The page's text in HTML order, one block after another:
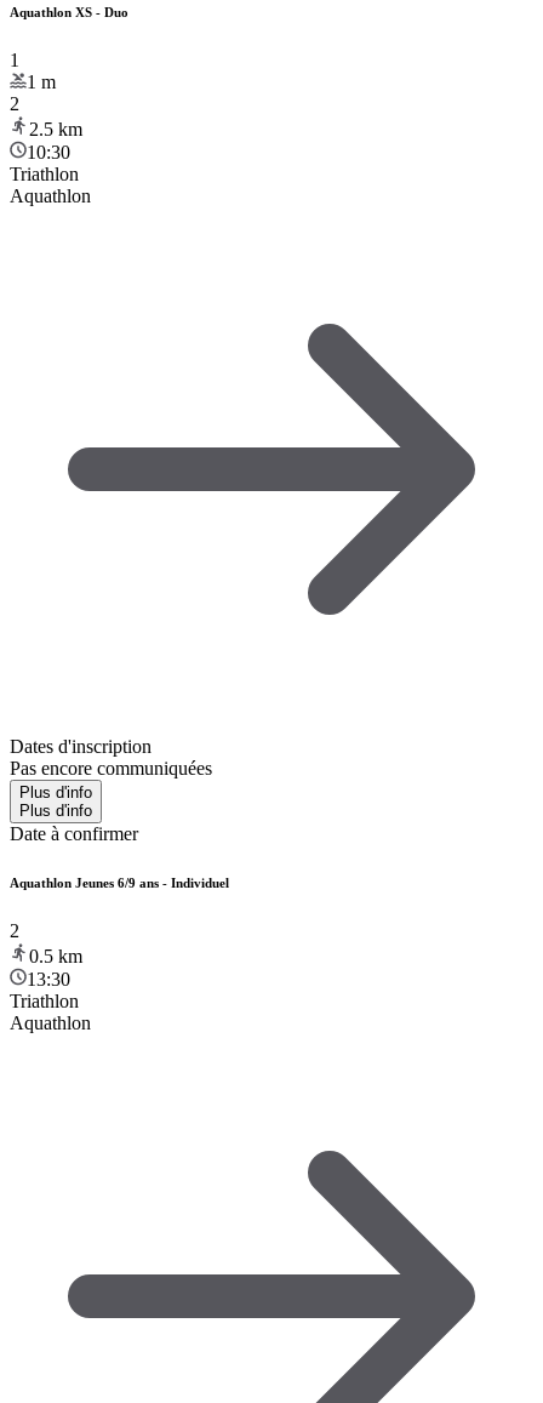
Aquathlon XS - Duo
1
1 m
2
2.5 km
10:30
Triathlon
Aquathlon
Dates d'inscription
Pas encore communiquées
Plus d'info
Plus d'info
Date à confirmer
Aquathlon Jeunes 6/9 ans - Individuel
2
0.5 km
13:30
Triathlon
Aquathlon